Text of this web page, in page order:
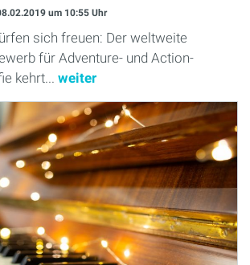
um 10:55 Uhr
sich freuen: Der weltweite
für Adventure- und Action-
kehrt... weiter